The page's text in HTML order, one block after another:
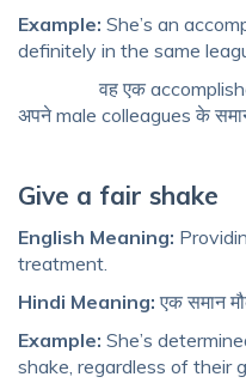
Example: She’s an
definitely in the same
वह एक accomplished
अपने male colleagues के
Give a fair shake
English Meaning:
treatment.
Hindi Meaning: एक समान
Example: She’s
shake, regardless of their